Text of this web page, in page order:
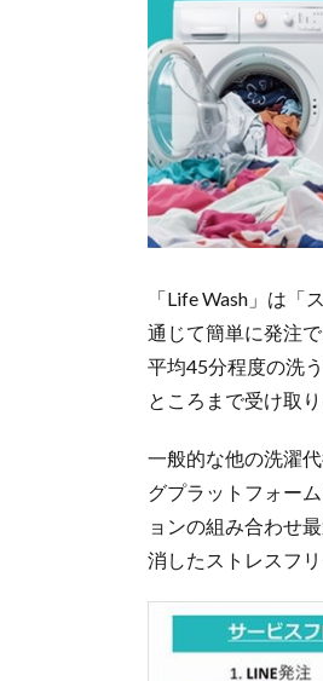
「Life Wash」は
通じて簡単に発注
平均45分程度の洗
ところまで受け取り
一般的な他の洗濯
グプラットフォー
ョンの組み合わせ
消したストレスフ